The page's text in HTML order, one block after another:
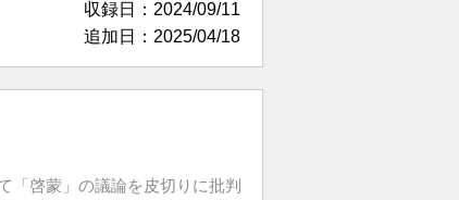
収録日：2024/09/11
追加日：2025/04/18
「啓蒙」の議論を皮切りに批判